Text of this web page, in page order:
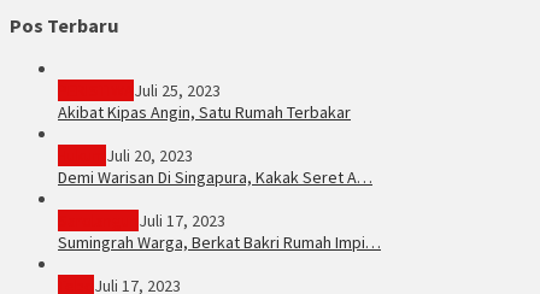
Pos Terbaru
Juli 25, 2023
Akibat Kipas Angin, Satu Rumah Terbakar
Juli 20, 2023
Demi Warisan Di Singapura, Kakak Seret A…
Juli 17, 2023
Sumingrah Warga, Berkat Bakri Rumah Impi…
Juli 17, 2023